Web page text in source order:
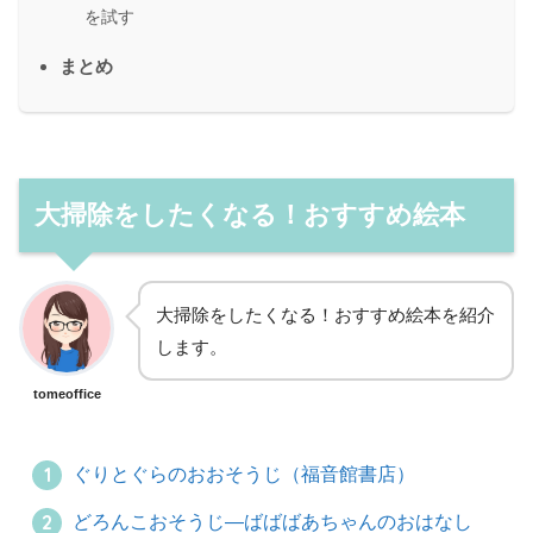
を試す
まとめ
大掃除をしたくなる！おすすめ絵本
tomeoffice
大掃除をしたくなる！おすすめ絵本を紹介
します。
ぐりとぐらのおおそうじ（福音館書店）
どろんこおそうじ―ばばばあちゃんのおはなし